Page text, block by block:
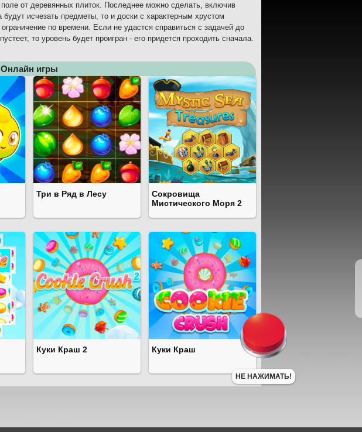
от деревянных плиток. Последнее можно сделать, включив
исчезать предметы, то и доски с характерным хрустом
по времени. Если не удастся справиться с задачей до
то уровень будет проигран - его придется проходить сначала.
Онлайн игры
Три в Ряд в Лесу
Сокровища
Мистического Моря 2
Куки Краш 2 Куки Краш
НЕ НАЖИМАТЬ!